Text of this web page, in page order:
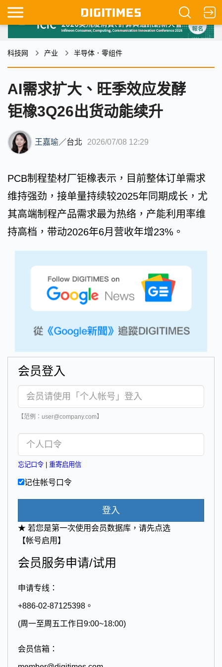
科技网 产业 半导体．零组件
AI需求扩大、旺季效应发酵
钜橡3Q26出货动能续升
王嘉瑜／台北 2026/07/08 12:29
PCB制程垫材厂钜橡表示，目前整体订单需求
维持强劲，接单量持续较2025年同期成长，尤
其高端制程产品需求最为热络，产能利用率维
持高档，带动2026年6月营收年增23%。
会员登入
【范例：user@company.com】
忘记口令 重寄启用信
记住帐号口令
登入
★ 若您是第一次使用会员数据库，请先点选
【帐号启用】
会员服务申请/试用
申请专线：
+886-02-87125398。
(周一至周五工作日9:00~18:00)
会员信箱：